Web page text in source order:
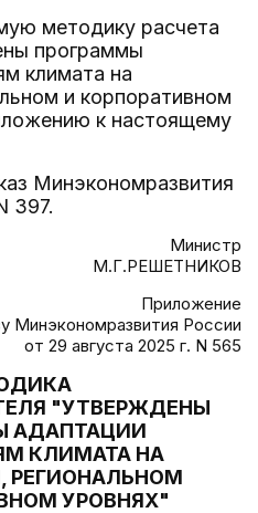
методику расчета
программы
климата на
и корпоративном
к настоящему
Минэкономразвития
397.
Министр
М.Г.РЕШЕТНИКОВ
Приложение
Минэкономразвития России
от 29 августа 2025 г. N 565
"УТВЕРЖДЕНЫ
АДАПТАЦИИ
КЛИМАТА НА
РЕГИОНАЛЬНОМ
УРОВНЯХ"